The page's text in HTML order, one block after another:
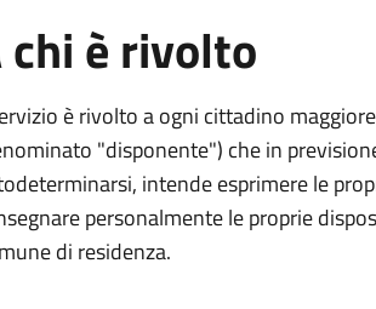
chi è rivolto
è rivolto a ogni cittadino
"disponente") che in
intende esprimere le
personalmente le proprie
di residenza.